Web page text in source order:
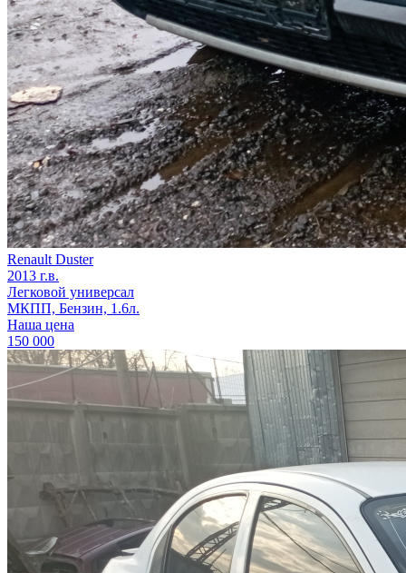
Renault Duster
2013 г.в.
Легковой универсал
МКПП, Бензин, 1.6л.
Наша цена
150 000